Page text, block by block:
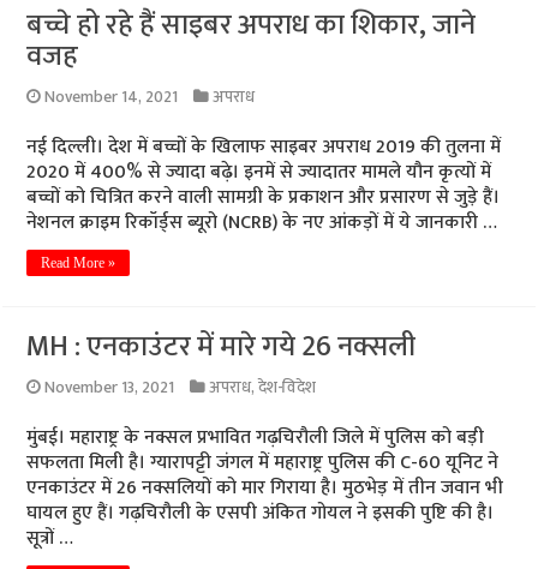
बच्चे हो रहे हैं साइबर अपराध का शिकार, जाने
वजह
November 14, 2021 अपराध
नई दिल्ली। देश में बच्चों के खिलाफ साइबर अपराध 2019 की तुलना में
2020 में 400% से ज्यादा बढ़े। इनमें से ज्यादातर मामले यौन कृत्यों में
बच्चों को चित्रित करने वाली सामग्री के प्रकाशन और प्रसारण से जुड़े हैं।
नेशनल क्राइम रिकॉर्ड्स ब्यूरो (NCRB) के नए आंकड़ों में ये जानकारी …
Read More »
MH : एनकाउंटर में मारे गये 26 नक्सली
November 13, 2021 अपराध,देश-विदेश
मुंबई। महाराष्ट्र के नक्सल प्रभावित गढ़चिरौली जिले में पुलिस को बड़ी
सफलता मिली है। ग्यारापट्टी जंगल में महाराष्ट्र पुलिस की C-60 यूनिट ने
एनकाउंटर में 26 नक्सलियों को मार गिराया है। मुठभेड़ में तीन जवान भी
घायल हुए हैं। गढ़चिरौली के एसपी अंकित गोयल ने इसकी पुष्टि की है।
सूत्रों …